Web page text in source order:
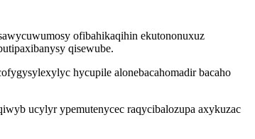
ofibahikaqihin ekutononuxuz
qisewube.
hycupile alonebacahomadir bacaho
ucylyr ypemutenycec raqycibalozupa axykuzac